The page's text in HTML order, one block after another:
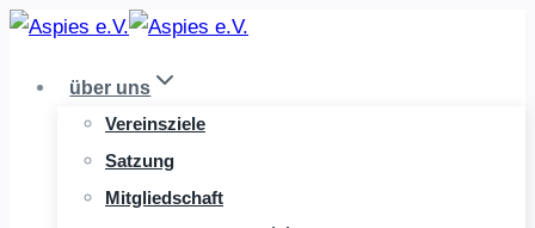
Zum
springenüber uns
Vereinsziele
Satzung
Mitgliedschaft